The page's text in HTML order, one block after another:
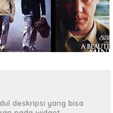
deskripsi yang bisa